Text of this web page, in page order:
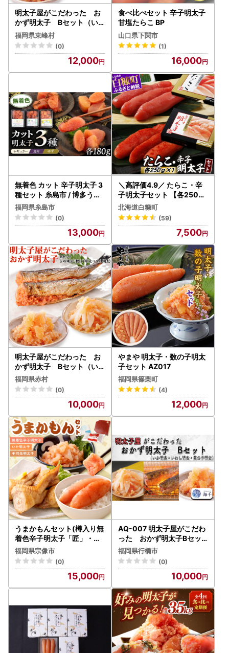
明太子屋がこだわった お
かず明太子 Bセット（い
か明太子・数の子明太子・
いわし明太子） 2P3
福岡県東峰村
(0)
12,000
食べ比べセット 辛子明太子
甘塩たらこ BP
山口県下関市
(1)
16,000
無着色 カット 辛子明太子 3
種セット 糸島市 / 博多うま
か屋 明太子 セット [AGO0
02] 明太子 めんたいこ たら
こ タラコ 辛子めんたいこ
福岡県糸島市
(0)
13,000
＼高評価4.9／ たらこ・辛
子明太子セット 【各250g×
1】_L007-0736-A
北海道白糠町
(59)
7,500
明太子屋がこだわった お
かず明太子 Bセット（い
か明太子・数の子明太子・
いわし明太子） 2W1
福岡県赤村
(0)
10,000
やまや 明太子・数の子明太
子セット AZ017
福岡県篠栗町
(4)
12,000
うまかもんセット(樽入り無
着色辛子明太子「匠」・い
か明太子・手羽先明太子)【
海千】_HA0344
福岡県宗像市
(0)
15,000
AQ-007 明太子屋がこだわ
った おかず明太子Bセッ
ト (いか明太子・数の子明
太子・いわし明太子)
福岡県行橋市
(0)
10,000